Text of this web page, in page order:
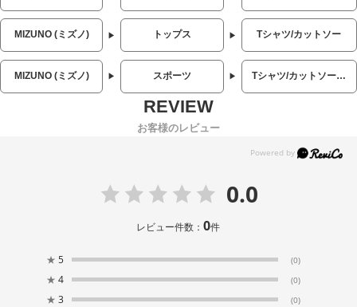
MIZUNO (ミズノ) トップス Tシャツ/カットソー
MIZUNO (ミズノ) スポーツ Tシャツ/カットソー (スポーツ)
お客様のレビュー
0.0
レビュー件数：0件
★ 5 (0)
★ 4 (0)
★ 3 (0)